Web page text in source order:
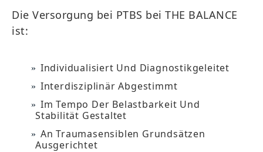
Die Versorgung bei PTBS bei THE BALANCE
ist:
Individualisiert Und Diagnostikgeleitet
Interdisziplinär Abgestimmt
Im Tempo Der Belastbarkeit Und
Stabilität Gestaltet
An Traumasensiblen Grundsätzen
Ausgerichtet